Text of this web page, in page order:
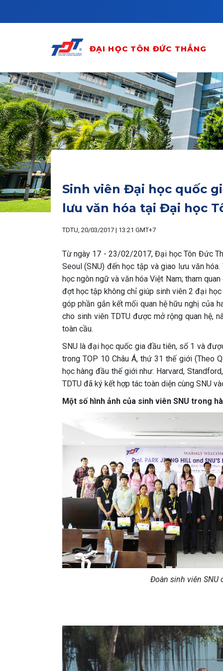
ĐẠI HỌC TÔN ĐỨC THẮNG
Sinh viên Đại học quốc
lưu văn hóa tại Đại học
TDTU, 20/03/2017 | 13:21 GMT+7
Từ ngày 17 - 23/02/2017, Đại học Tôn Đức
Seoul (SNU) đến học tập và giao lưu văn
học ngôn ngữ và văn hóa Việt Nam; tham
đợt học tập không chỉ giúp sinh viên 2 đại
góp phần gắn kết mối quan hệ hữu nghị của
cho sinh viên TDTU được mở rộng quan hệ,
toàn cầu.
SNU là đại học quốc gia đầu tiên, số 1 và
trong TOP 10 Châu Á, thứ 31 thế giới (Theo
học hàng đầu thế giới như: Harvard,
TDTU đã ký kết hợp tác toàn diện cùng SNU
Một số hình ảnh của sinh viên SNU trong
Đoàn sinh viên SNU